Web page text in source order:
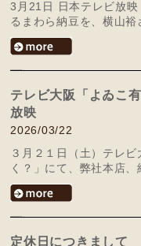
3月21日 日本テレビ放
るまわら納豆を、横山
テレビ大阪「よゐこ
放映
2026/03/22
３月２１日（土）テレ
く？」にて、弊社本店
定休日につきまして